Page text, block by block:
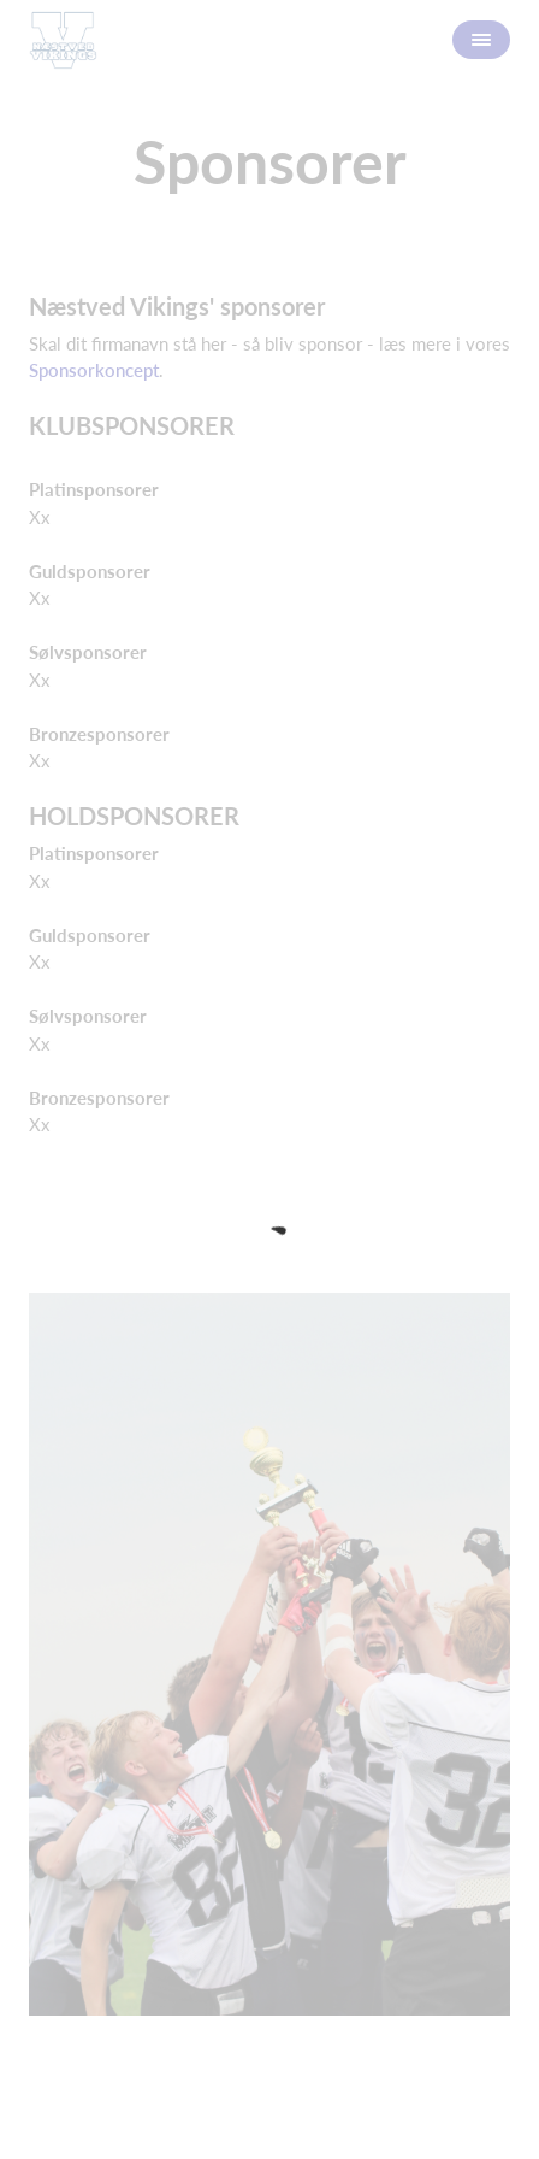
Sponsorer
Næstved Vikings' sponsorer
Skal dit firmanavn stå her - så bliv sponsor - læs mere i vores
Sponsorkoncept.
KLUBSPONSORER
Platinsponsorer
Xx
Guldsponsorer
Xx
Sølvsponsorer
Xx
Bronzesponsorer
Xx
HOLDSPONSORER
Platinsponsorer
Xx
Guldsponsorer
Xx
Sølvsponsorer
Xx
Bronzesponsorer
Xx